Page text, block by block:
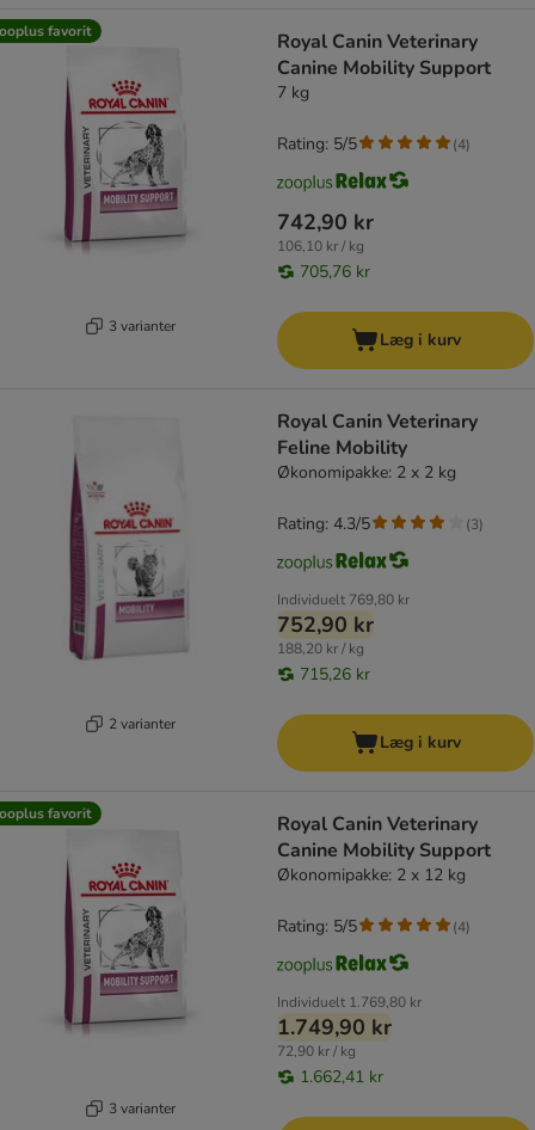
favorit
3 varianter
Royal Canin Veterinary
Canine Mobility Support
7 kg
742,90 kr
106,10 kr / kg
705,76 kr
Rating: 5/5 (4)
Læg i kurv
2 varianter
Royal Canin Veterinary
Feline Mobility
Økonomipakke: 2 x 2 kg
Individuelt 769,80 kr
752,90 kr
188,20 kr / kg
715,26 kr
Rating: 4.3/5 (3)
Læg i kurv
favorit
3 varianter
Royal Canin Veterinary
Canine Mobility Support
Økonomipakke: 2 x 12 kg
Individuelt 1.769,80 kr
1.749,90 kr
72,90 kr / kg
1.662,41 kr
Rating: 5/5 (4)